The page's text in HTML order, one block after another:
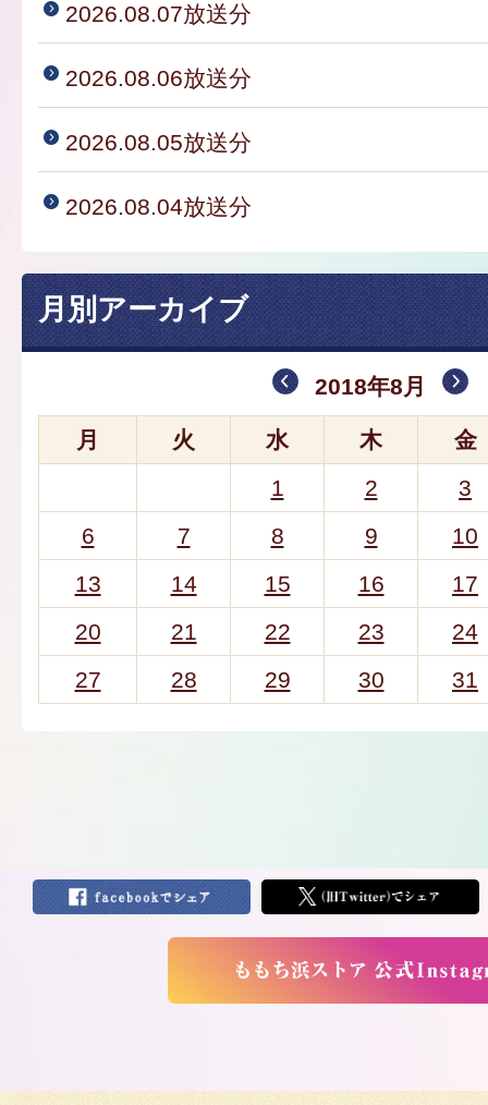
2026.08.07放送分
2026.08.06放送分
2026.08.05放送分
2026.08.04放送分
月別アーカイブ
2018年8月
月 火 水 木
金
1
2
3
6
7 8 9
10
13
14 15 16
17
20
21 22 23
24
27
28 29 30 31